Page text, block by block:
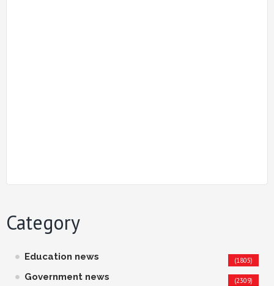
Category
Education news (1805)
Government news (2309)